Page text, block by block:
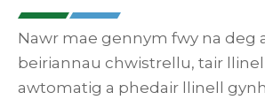
Nawr mae gennym fwy na deg
beiriannau chwistrellu, tair
awtomatig a phedair llinell